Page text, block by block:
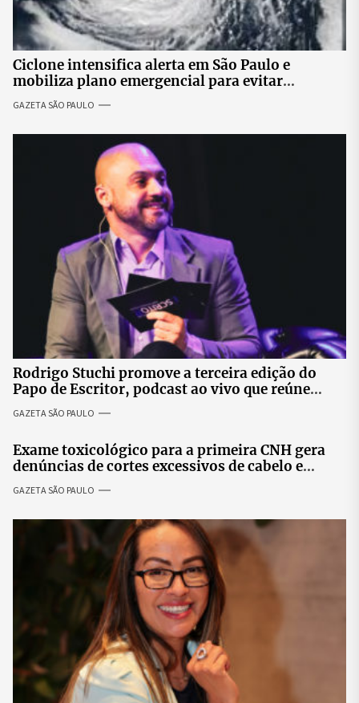
Ciclone intensifica alerta em São Paulo e
mobiliza plano emergencial para evitar
impactos no fornecimento de energia
GAZETA SÃO PAULO
Rodrigo Stuchi promove a terceira edição do
Papo de Escritor, podcast ao vivo que reúne
especialistas para discutir saúde mental e
prosperidade.
GAZETA SÃO PAULO
Exame toxicológico para a primeira CNH gera
denúncias de cortes excessivos de cabelo e
revolta entre candidatas
GAZETA SÃO PAULO